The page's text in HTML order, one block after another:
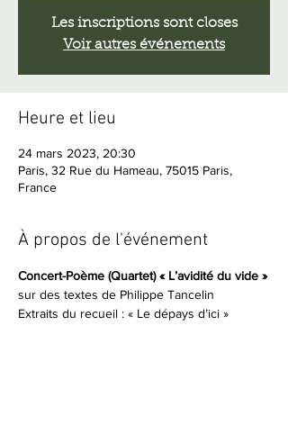
Les inscriptions sont closes
Voir autres événements
Heure et lieu
24 mars 2023, 20:30
Paris, 32 Rue du Hameau, 75015 Paris,
France
À propos de l'événement
Concert-Poème (Quartet) « L’avidité du vide »
sur des textes de Philippe Tancelin
Extraits du recueil : « Le dépays d’ici »